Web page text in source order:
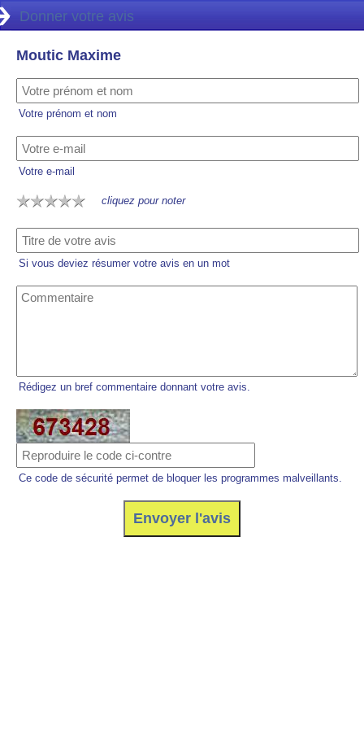
Donner votre avis
Moutic Maxime
Votre prénom et nom
Votre e-mail
cliquez pour noter
Si vous deviez résumer votre avis en un mot
Rédigez un bref commentaire donnant votre avis.
Ce code de sécurité permet de bloquer les programmes malveillants.